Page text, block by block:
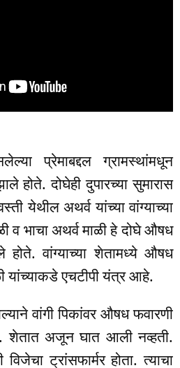
प्रेमाबद्दल ग्रामस्थांमधून
होते. दोघेही दुपारच्या सुमारास
येथील अथर्व यांच्या वांग्याच्या
व भाचा अथर्व माळी हे दोघे औषध
होते. वांग्याच्या शेतामध्ये औषध
यांच्याकडे एचटीपी यंत्र आहे.
वांगी पिकांवर औषध फवारणी
शेतात अजून घात आली नव्हती.
ट्रांसफार्मर होता. त्याचा